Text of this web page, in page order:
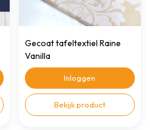
Gecoat tafeltextiel Raine
Vanilla
Inloggen
Bekijk product